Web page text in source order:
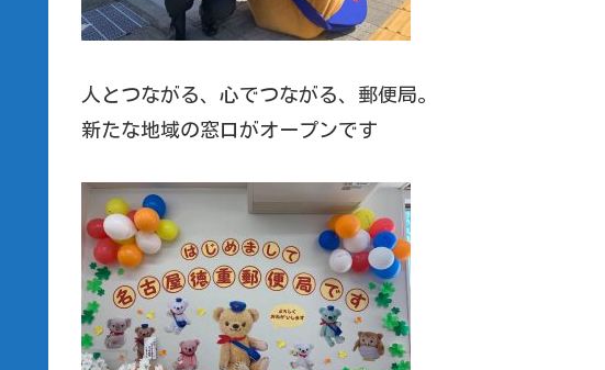
人とつながる、心でつながる、郵便局。
新たな地域の窓口がオープンです